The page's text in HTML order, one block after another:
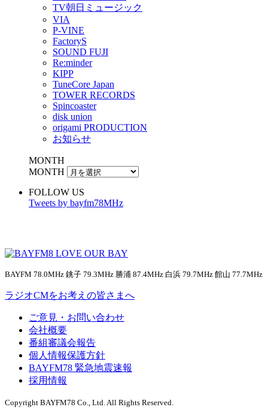
TV朝日ミュージック
VIA
P-VINE
FactoryS
SOUND FUJI
Re:minder
KIPP
TuneCore Japan
TOWER RECORDS
Spincoaster
disk union
origami PRODUCTION
お知らせ
MONTH
MONTH
FOLLOW US
Tweets by bayfm78MHz
BAYFM 78.0MHz 銚子 79.3MHz 勝浦 87.4MHz 白浜 79.7MHz 館山 77.7MHz
ラジオCMをお考えの皆さまへ
ご意見・お問い合わせ
会社概要
番組審議会報告
個人情報保護方針
BAYFM78 緊急地震速報
採用情報
Copyright BAYFM78 Co., Ltd. All Rights Reserved.